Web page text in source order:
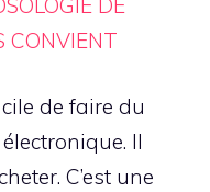
CONVIENT
de faire du
Il
C’est une